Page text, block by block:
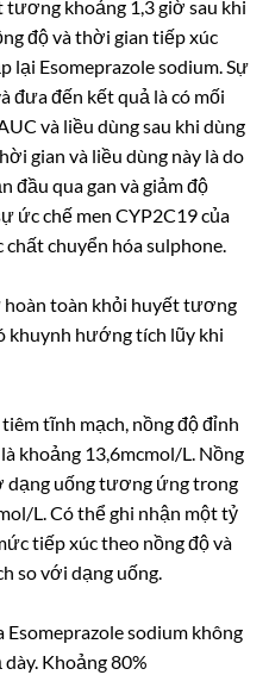
khoảng 1,3 giờ sau khi
độ và thời gian tiếp xúc
lại Esomeprazole sodium. Sự
đưa đến kết quả là có mối
và liều dùng sau khi dùng
gian và liều dùng này là do
đầu qua gan và giảm độ
ức chế men CYP2C19 của
chuyển hóa sulphone.
hoàn toàn khỏi huyết tương
khuynh hướng tích lũy khi
tĩnh mạch, nồng độ đỉnh
khoảng 13,6mcmol/L. Nồng
dạng uống tương ứng trong
L. Có thể ghi nhận một tỷ
tiếp xúc theo nồng độ và
so với dạng uống.
Esomeprazole sodium không
Khoảng 80%